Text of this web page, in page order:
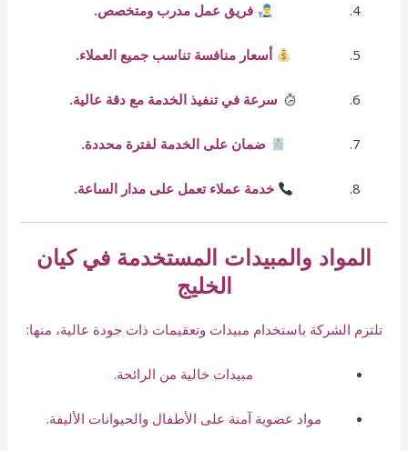
فريق عمل مدرب ومتخصص.
أسعار منافسة تناسب جميع العملاء.
سرعة في تنفيذ الخدمة مع دقة عالية.
ضمان على الخدمة لفترة محددة.
خدمة عملاء تعمل على مدار الساعة.
المواد والمبيدات المستخدمة في كيان
الخليج
تلتزم الشركة باستخدام مبيدات وتعقيمات ذات جودة عالية، منها:
مبيدات خالية من الرائحة.
مواد عضوية آمنة على الأطفال والحيوانات الأليفة.